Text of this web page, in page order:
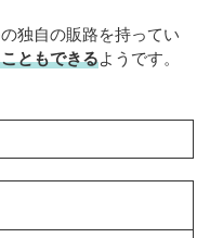
独自の販路を持ってい
ともできるようです。